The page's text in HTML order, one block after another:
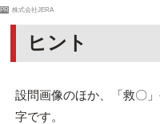
PR 株式会社JERA
ヒント
設問画像のほか、「救〇
字です。